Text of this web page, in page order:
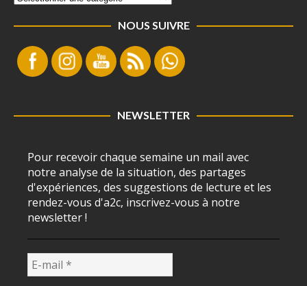
NOUS SUIVRE
NEWSLETTER
Pour recevoir chaque semaine un mail avec
notre analyse de la situation, des partages
d'expériences, des suggestions de lecture et les
rendez-vous d'a2c, inscrivez-vous à notre
newsletter !